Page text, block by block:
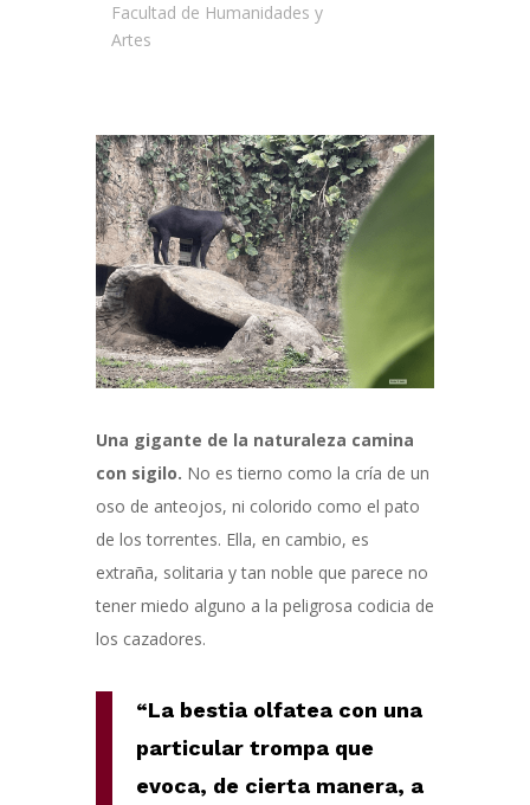
Facultad de Humanidades y
Artes
Una gigante de la naturaleza camina
con sigilo. No es tierno como la cría de un
oso de anteojos, ni colorido como el pato
de los torrentes. Ella, en cambio, es
extraña, solitaria y tan noble que parece no
tener miedo alguno a la peligrosa codicia de
los cazadores.
“La bestia olfatea con una
particular trompa que
evoca, de cierta manera, a